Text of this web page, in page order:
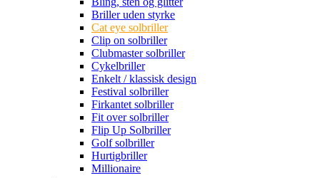
Briller uden styrke
Cat eye solbriller
Clip on solbriller
Clubmaster solbriller
Cykelbriller
Enkelt / klassisk design
Festival solbriller
Firkantet solbriller
Fit over solbriller
Flip Up Solbriller
Golf solbriller
Hurtigbriller
Millionaire